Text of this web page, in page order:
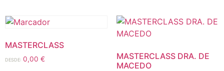
MASTERCLASS
DESDE: 0,00 €
MASTERCLASS DRA. DE
MACEDO